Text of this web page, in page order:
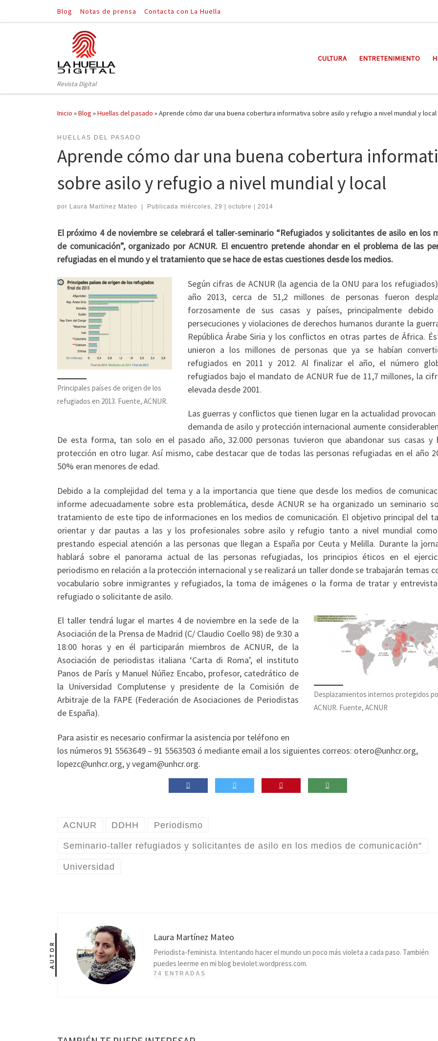
Saltar al contenido
Blog Notas de prensa Contacta con La Huella
Revista Digital
CULTURA ENTRETENIMIENTO
Inicio »Blog »Huellas del pasado »Aprende cómo dar una buena cobertura informativa sobre asilo y refugio a nivel mundial y local
HUELLAS DEL PASADO
Aprende cómo dar una buena cobertura
sobre asilo y refugio a nivel mundial y local
por Laura Martínez Mateo Publicada miércoles, 29 | octubre | 2014
El próximo 4 de noviembre se celebrará el taller-seminario “Refugiados y solicitantes de asilo en los
de comunicación”, organizado por ACNUR. El encuentro pretende ahondar en el problema de las
refugiadas en el mundo y el tratamiento que se hace de estas cuestiones desde los medios.
Principales países de origen de los
refugiados en 2013. Fuente, ACNUR.
Según cifras de ACNUR (la agencia de la ONU para los
año 2013, cerca de 51,2 millones de personas fueron
forzosamente de sus casas y países, principalmente
persecuciones y violaciones de derechos humanos durante la
República Árabe Siria y los conflictos en otras partes de África.
unieron a los millones de personas que ya se habían
refugiados en 2011 y 2012. Al finalizar el año, el número
refugiados bajo el mandato de ACNUR fue de 11,7 millones, la
elevada desde 2001.
Las guerras y conflictos que tienen lugar en la actualidad provocan
demanda de asilo y protección internacional aumente
De esta forma, tan solo en el pasado año, 32.000 personas tuvieron que abandonar sus casas y
protección en otro lugar. Así mismo, cabe destacar que de todas las personas refugiadas en el año
50% eran menores de edad.
Debido a la complejidad del tema y a la importancia que tiene que desde los medios de
informe adecuadamente sobre esta problemática, desde ACNUR se ha organizado un seminario
tratamiento de este tipo de informaciones en los medios de comunicación. El objetivo principal del
orientar y dar pautas a las y los profesionales sobre asilo y refugio tanto a nivel mundial
prestando especial atención a las personas que llegan a España por Ceuta y Melilla. Durante la
hablará sobre el panorama actual de las personas refugiadas, los principios éticos en el
periodismo en relación a la protección internacional y se realizará un taller donde se trabajarán temas
vocabulario sobre inmigrantes y refugiados, la toma de imágenes o la forma de tratar y
refugiado o solicitante de asilo.
Desplazamientos internos protegidos
ACNUR. Fuente, ACNUR
El taller tendrá lugar el martes 4 de noviembre en la sede de la
Asociación de la Prensa de Madrid (C/ Claudio Coello 98) de 9:30 a
18:00 horas y en él participarán miembros de ACNUR, de la
Asociación de periodistas italiana ‘Carta di Roma’, el instituto
Panos de París y Manuel Núñez Encabo, profesor, catedrático de
la Universidad Complutense y presidente de la Comisión de
Arbitraje de la FAPE (Federación de Asociaciones de Periodistas
de España).
Para asistir es necesario confirmar la asistencia por teléfono en
los números 91 5563649 – 91 5563503 ó mediante email a los siguientes correos: otero@unhcr.org,
lopezc@unhcr.org, y vegam@unhcr.org.
ACNUR DDHH Periodismo
Seminario-taller refugiados y solicitantes de asilo en los medios de comunicación"
Universidad
AUTOR
Laura Martínez Mateo
Periodista-feminista. Intentando hacer el mundo un poco más violeta a cada paso. También
puedes leerme en mi blog beviolet.wordpress.com.
74 ENTRADAS